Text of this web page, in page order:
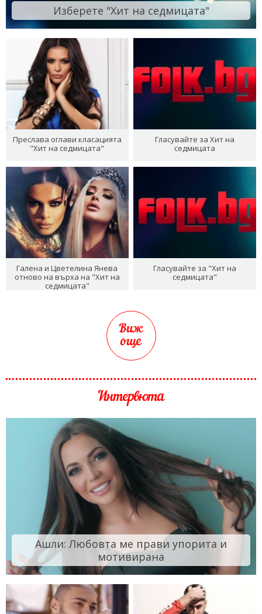
Изберете "Хит на седмицата"
Преслава оглави класацията
"Хит на седмицата"
Гласувайте за Хит на
седмицата
Галена и Цветелина Янева
отново на върха на "Хит на
седмицата"
Гласувайте за "Хит на
седмицата"
Виж
още
Интервюта
Ашли: Любовта ме прави упорита и
мотивирана